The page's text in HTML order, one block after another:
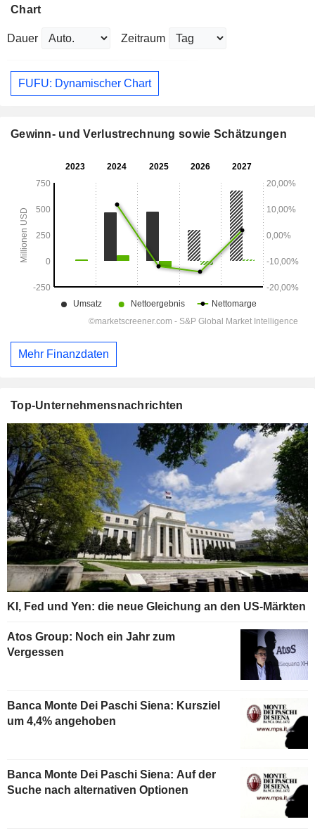
Chart
Dauer Zeitraum
FUFU: Dynamischer Chart
Gewinn- und Verlustrechnung sowie Schätzungen
Mehr Finanzdaten
Top-Unternehmensnachrichten
KI, Fed und Yen: die neue Gleichung an den US-Märkten
Atos Group: Noch ein Jahr zum
Vergessen
Banca Monte Dei Paschi Siena: Kursziel
um 4,4% angehoben
Banca Monte Dei Paschi Siena: Auf der
Suche nach alternativen Optionen